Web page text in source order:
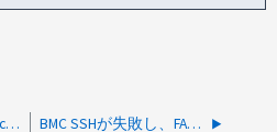
過剰な「SNMP trap successfully sent」イベントによる BMC SEL フル BMC SSHが失敗し、FAS8300、AFF-A400、AFF-A800、FAS8700で接続が拒否されます